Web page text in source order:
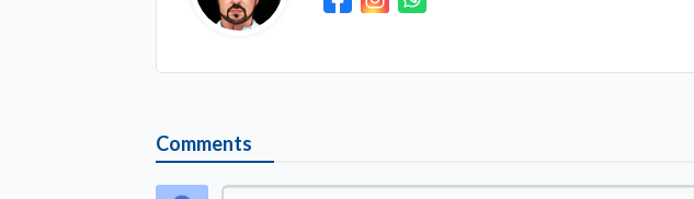
Comments